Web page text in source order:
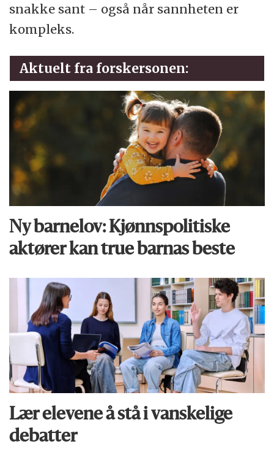
snakke sant – også når sannheten er
kompleks.
Aktuelt fra forskersonen:
Ny barnelov: Kjønns­politiske
aktører kan true barnas beste
Lær elevene å stå i vanskelige
debatter